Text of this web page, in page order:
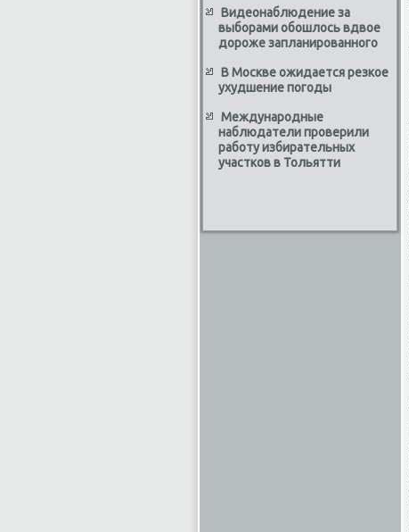
Видеонаблюдение за
выборами обошлось вдвое
дороже запланированного
В Москве ожидается резкое
ухудшение погоды
Международные
наблюдатели проверили
работу избирательных
участков в Тольятти